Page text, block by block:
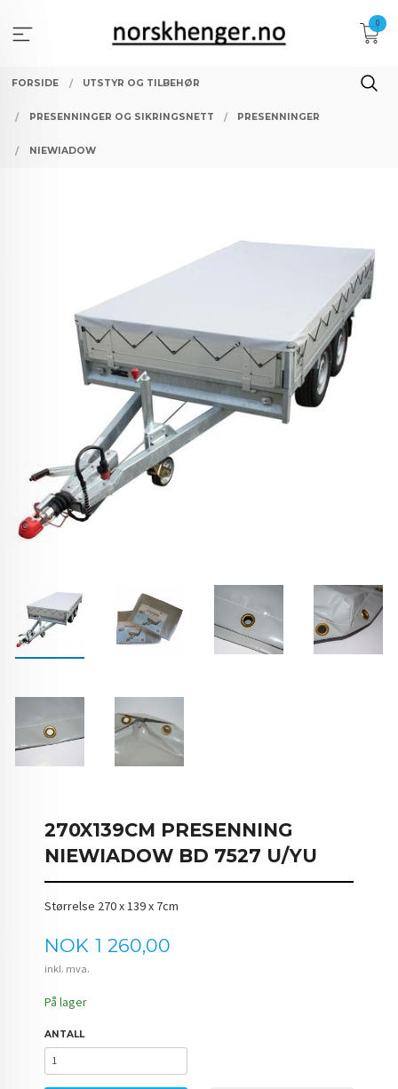
innholdet
0
FORSIDE UTSTYR OG TILBEHØR
PRESENNINGER OG SIKRINGSNETT PRESENNINGER
NIEWIADOW
270X139CM PRESENNING
NIEWIADOW BD 7527 U/YU
Størrelse 270 x 139 x 7cm
Pris
NOK 1 260,00
inkl. mva.
På lager
ANTALL